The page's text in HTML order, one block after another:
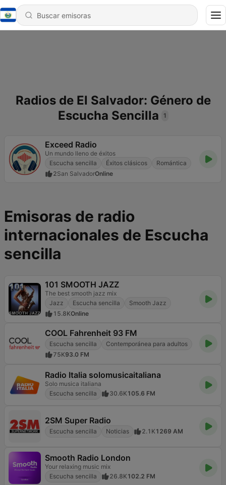
Radios de El Salvador: Género de
Escucha Sencilla
1
Exceed Radio
Un mundo lleno de éxitos
Escucha sencilla
Éxitos clásicos
Romántica
2San SalvadorOnline
Emisoras de radio
internacionales de Escucha
sencilla
101 SMOOTH JAZZ
The best smooth jazz mix
Jazz
Escucha sencilla
Smooth Jazz
15.8KOnline
COOL Fahrenheit 93 FM
Escucha sencilla
Contemporánea para adultos
75K93.0 FM
Radio Italia solomusicaitaliana
Solo musica italiana
Escucha sencilla
30.6K105.6 FM
2SM Super Radio
Escucha sencilla Noticias 2.1K 1269 AM
Smooth Radio London
Your relaxing music mix
Escucha sencilla
26.8K102.2 FM